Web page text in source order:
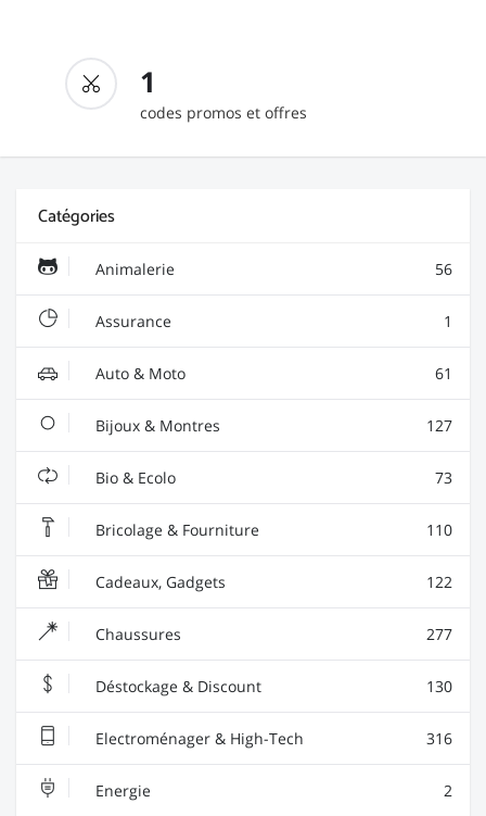
1
codes promos et offres
Catégories
Animalerie 56
Assurance 1
Auto & Moto 61
Bijoux & Montres 127
Bio & Ecolo 73
Bricolage & Fourniture 110
Cadeaux, Gadgets 122
Chaussures 277
Déstockage & Discount 130
Electroménager & High-Tech 316
Energie 2